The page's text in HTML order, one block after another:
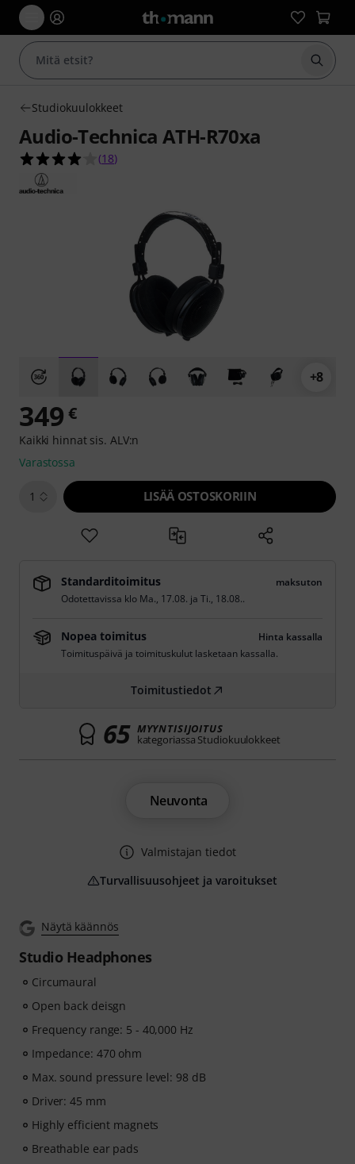
Aloita
Studiokuulokkeet
Audio-Technica ATH-R70xa
4.1 tähteä viidestä yhteensä 18
(18)
+8
Näytä käännös
Studio Headphones
Circumaural
Open back deisgn
Frequency range: 5 - 40,000 Hz
Impedance: 470 ohm
Max. sound pressure level: 98 dB
Driver: 45 mm
Highly efficient magnets
Breathable ear pads
349 €
Kaikki hinnat sis. ALV:n
Varastossa
1 LISÄÄ OSTOSKORIIN
Standarditoimitus
maksuton
Odotettavissa klo Ma., 17.08. ja Ti., 18.08..
Nopea toimitus
Hinta kassalla
Toimituspäivä ja toimituskulut lasketaan kassalla.
Toimitustiedot
65 MYYNTISIJOITUS
kategoriassa Studiokuulokkeet
Neuvonta
Valmistajan tiedot
Turvallisuusohjeet ja varoitukset